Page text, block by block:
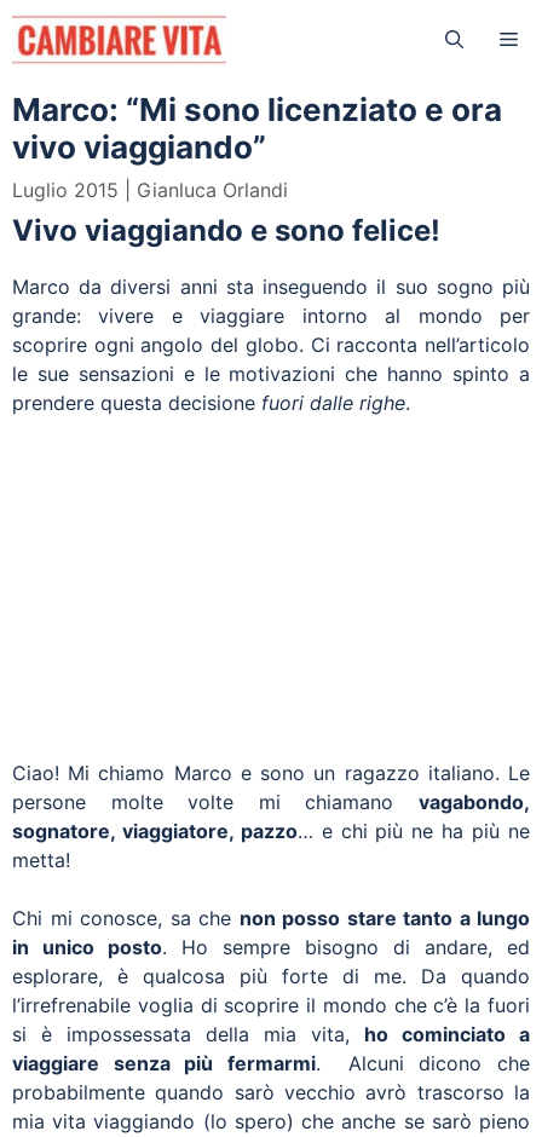
Vai
contenuto
Marco: “Mi sono licenziato e ora
vivo viaggiando”
Luglio 2015 Gianluca Orlandi
Vivo viaggiando e sono felice!
Marco da diversi anni sta inseguendo il suo sogno più
grande: vivere e viaggiare intorno al mondo per
scoprire ogni angolo del globo. Ci racconta nell’articolo
le sue sensazioni e le motivazioni che hanno spinto a
prendere questa decisione fuori dalle righe.
Ciao! Mi chiamo Marco e sono un ragazzo italiano. Le
persone molte volte mi chiamano vagabondo,
sognatore, viaggiatore, pazzo… e chi più ne ha più ne
metta!
Chi mi conosce, sa che non posso stare tanto a lungo
in unico posto. Ho sempre bisogno di andare, ed
esplorare, è qualcosa più forte di me. Da quando
l’irrefrenabile voglia di scoprire il mondo che c’è la fuori
si è impossessata della mia vita, ho cominciato a
viaggiare senza più fermarmi. Alcuni dicono che
probabilmente quando sarò vecchio avrò trascorso la
mia vita viaggiando (lo spero) che anche se sarò pieno